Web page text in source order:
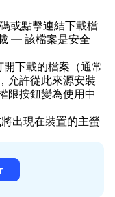
或點擊連結下載檔
— 該檔案是安全
下載的檔案（通常
允許從此來源安裝
限按鈕變為使用中
出現在裝置的主螢